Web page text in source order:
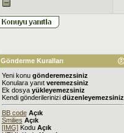
Gönderme Kuralları
Yeni konu gönderemezsiniz
Konulara yanıt veremezsiniz
Ek dosya yükleyemezsiniz
Kendi gönderilerinizi düzenleyemezsiniz
BB code Açık
Smilies Açık
[IMG]Kodu Açık